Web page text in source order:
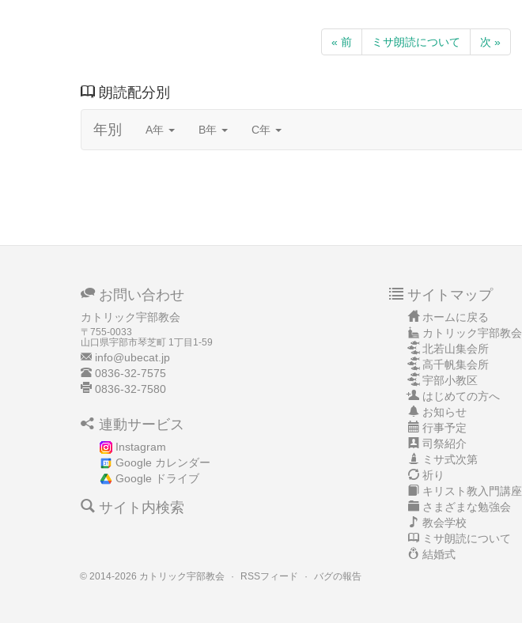
« 前 ミサ朗読について 次 »
朗読配分別
年別 A年 B年 C年
お問い合わせ
カトリック宇部教会
〒755-0033
山口県宇部市琴芝町 1丁目1-59
info@ubecat.jp
0836-32-7575
0836-32-7580
連動サービス
Instagram
Google カレンダー
Google ドライブ
サイト内検索
サイトマップ
ホームに戻る
カトリック宇部教会
北若山集会所
高千帆集会所
宇部小教区
はじめての方へ
お知らせ
行事予定
司祭紹介
ミサ式次第
祈り
キリスト教入門講座
さまざまな勉強会
教会学校
ミサ朗読について
結婚式
© 2014-2026 カトリック宇部教会 · RSSフィード · バグの報告